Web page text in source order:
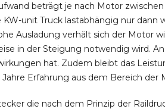
beträgt je nach Motor
unit Truck lastabhängig nur
Ausladung verhält sich der Motor
in der Steigung notwendig wird.
hat. Zudem bleibt das
Erfahrung aus dem Bereich
die nach dem Prinzip der